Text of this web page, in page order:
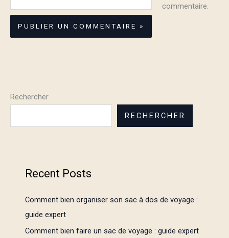
commentaire.
Rechercher
RECHERCHER
Recent Posts
Comment bien organiser son sac à dos de voyage :
guide expert
Comment bien faire un sac de voyage : guide expert